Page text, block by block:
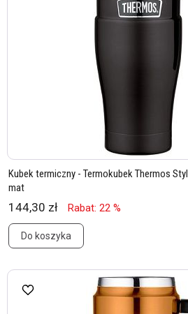
Kubek termiczny - Termokubek Thermos
mat
144,30 zł Rabat: 22 %
Do koszyka